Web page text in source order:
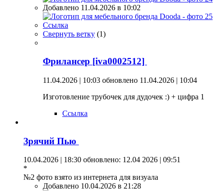
Добавлено 11.04.2026 в 10:02
Ссылка
Свернуть ветку (1)
Фрилансер [iva0002512]
11.04.2026 | 10:03 обновлено 11.04.2026 | 10:04
Изготовление трубочек для дудочек :) + цифра 1
Ссылка
Зрячий Пью
10.04.2026 | 18:30 обновлено: 12.04 2026 | 09:51
*
№2 фото взято из интернета для визуала
Добавлено 10.04.2026 в 21:28